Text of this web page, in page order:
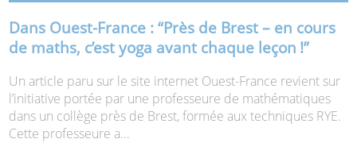
Dans Ouest-France : “Près de Brest – en cours
de maths, c’est yoga avant chaque leçon !”
Un article paru sur le site internet Ouest-France revient sur
l’initiative portée par une professeure de mathématiques
dans un collège près de Brest, formée aux techniques RYE.
Cette professeure a...